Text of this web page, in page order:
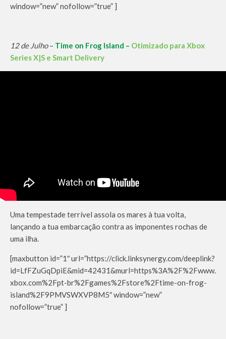
window=”new” nofollow=”true” ]
12 de Julho– Time on Frog Island – Otimizado para Xbox
Series X|S e Smart Delivery
Uma tempestade terrível assola os mares à tua volta,
lançando a tua embarcação contra as imponentes rochas de
uma ilha.
[maxbutton id=”1″ url=”https://click.linksynergy.com/deeplink?
id=LfFZuGqDpiE&mid=42431&murl=https%3A%2F%2Fwww.
xbox.com%2Fpt-br%2Fgames%2Fstore%2Ftime-on-frog-
island%2F9PMVSWXVP8M5″ window=”new”
nofollow=”true” ]